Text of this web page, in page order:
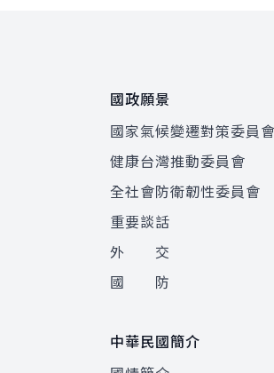
國政願景
國家氣候變遷對策委員會
健康台灣推動委員會
全社會防衛韌性委員會
重要談話
外 交
國 防
中華民國簡介